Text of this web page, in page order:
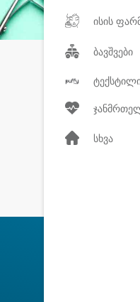
ისის
ბავშვები
სხვა